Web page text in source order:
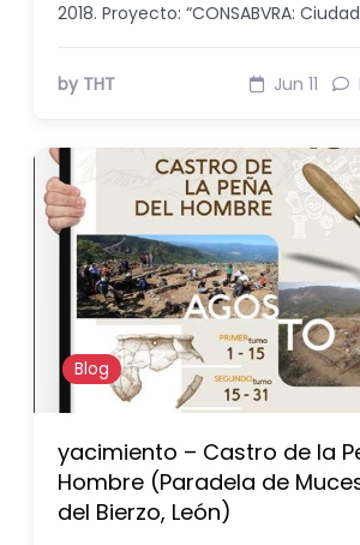
2018. Proyecto: “CONSABVRA:
by THT Jun 11
Blog
yacimiento – Castro de la
Hombre (Paradela de
del Bierzo, León)